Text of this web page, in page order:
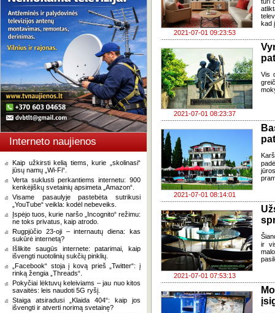
Interneto naujienos
Kaip užkirsti kelią tiems, kurie „skolinasi“
jūsų namų „Wi-Fi“.
Verta suklusti perkantiems internetu: 900
kenkėjiškų svetainių apsimeta „Amazon“.
Visame pasaulyje pastebėta sutrikusi
„YouTube“ veikla: kodėl nebeveiks.
Įspėjo tuos, kurie naršo „Incognito“ režimu:
ne toks privatus, kaip atrodo.
Rugpjūčio 23-oji – internautų diena: kas
sukūrė internetą?
Išlikite saugūs internete: patarimai, kaip
išvengti nuotolinių sukčių pinklių.
„Facebook“ stoja į kovą prieš „Twitter“: į
rinką žengia „Threads“.
Pokyčiai lėktuvų keleiviams – jau nuo kitos
savaitės: leis naudoti 5G ryšį.
Staiga atsiradusi „Klaida 404“: kaip jos
išvengti ir atverti norimą svetainę?
2021-07-01 09:23:53
kad
2021-07-01 08:23:37
Vis
2021-07-01 08:14:01
2021-07-01 07:53:13
ir